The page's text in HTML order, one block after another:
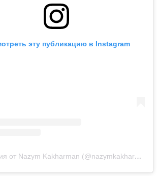
эту публикацию в Instagram
Публикация от Nazym Kakharman (@nazymkakharman)